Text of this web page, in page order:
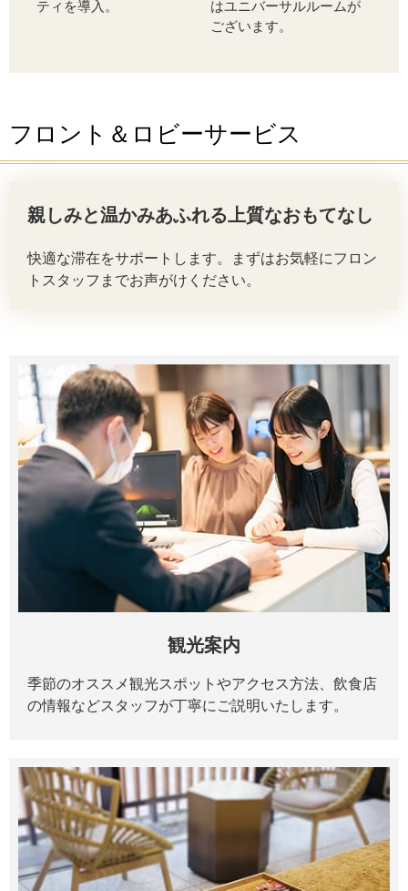
ティを導入。
はユニバーサルルームが
ございます。
フロント＆ロビーサービス
親しみと温かみあふれる上質なおもてなし
快適な滞在をサポートします。まずはお気軽にフロン
トスタッフまでお声がけください。
観光案内
季節のオススメ観光スポットやアクセス方法、飲食店
の情報などスタッフが丁寧にご説明いたします。